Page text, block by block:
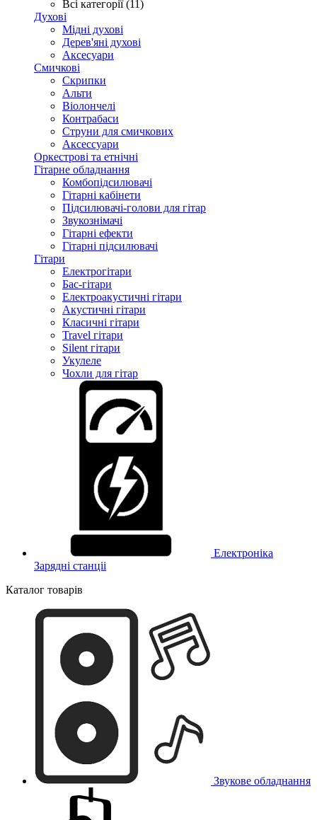
Всі категорії (11)
Духові
Мідні духові
Дерев'яні духові
Аксесуари
Смичкові
Скрипки
Альти
Віолончелі
Контрабаси
Струни для смичкових
Аксеcсуари
Оркестрові та етнічні
Гітарне обладнання
Комбопідсилювачі
Гітарні кабінети
Підсилювачі-голови для гітар
Звукознімачі
Гітарні ефекти
Гітарні підсилювачі
Гітари
Електрогітари
Бас-гітари
Електроакустичні гітари
Акустичні гітари
Класичні гітари
Travel гітари
Silent гітари
Укулеле
Чохли для гітар
Електроніка
Зарядні станціі
Каталог товарів
Звукове обладнання